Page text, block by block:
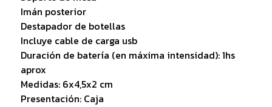
Imán posterior
Destapador de botellas
Incluye cable de carga usb
Duración de batería (en máxima intensidad): 1hs
aprox
Medidas: 6x4,5x2 cm
Presentación: Caja